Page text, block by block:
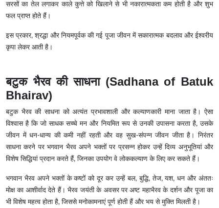
सरसों का तेल लगाकर काले कुत्ते को खिलाने से भी नकारात्मकता कम होती है और शुभ
फल प्राप्त होते हैं।
इस प्रकार, श्रद्धा और नियमपूर्वक की गई पूजा जीवन में सकारात्मक बदलाव और ईश्वरीय
कृपा लेकर आती है।
बटुक भैरव की साधना (Sadhana of Batuk
Bhairav)
बटुक भैरव की साधना को अत्यंत प्रभावशाली और कल्याणकारी माना जाता है। ऐसा
विश्वास है कि जो साधक सच्चे मन और नियमित रूप से उनकी उपासना करता है, उसके
जीवन में धन-धान्य की कमी नहीं रहती और वह सुख-संपन्न जीवन जीता है। निरंतर
साधना करने पर भगवान भैरव अपने भक्तों पर प्रसन्न होकर उन्हें दिव्य अनुभूतियां और
विशेष सिद्धियां प्रदान करते हैं, जिनका उपयोग वे लोककल्याण के लिए कर सकते हैं।
भगवान भैरव अपने भक्तों के कष्टों को दूर कर उन्हें बल, बुद्धि, तेज, यश, धन और अंततः
मोक्ष का आशीर्वाद देते हैं। भैरव जयंती के अवसर पर अष्ट महाभैरव के दर्शन और पूजा का
भी विशेष महत्व होता है, जिससे मनोकामनाएं पूर्ण होती हैं और भय से मुक्ति मिलती है।